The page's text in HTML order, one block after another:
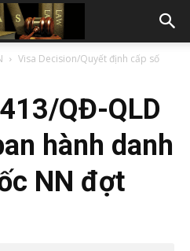
Visa Decision/Quyết định cấp số
QĐ-QLD
hành danh
NN đợt